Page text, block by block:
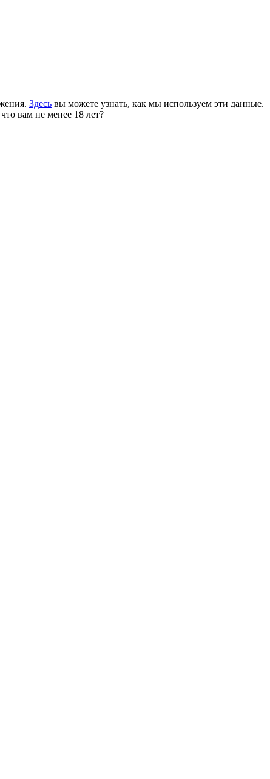
Здесь вы можете узнать, как мы используем эти данные.
вам не менее 18 лет?